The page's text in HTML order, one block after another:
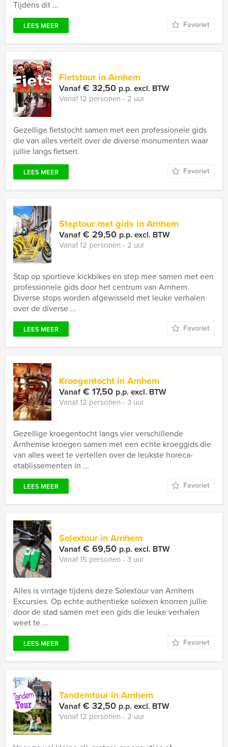
Tijdens dit ...
LEES MEER Favoriet
Fietstour in Arnhem
Vanaf€ 32,50 p.p. excl. BTW
Vanaf 12 personen ‐ 2 uur
Gezellige fietstocht samen met een professionele gids
die van alles vertelt over de diverse monumenten waar
jullie langs fietsen.
LEES MEER Favoriet
Steptour met gids in Arnhem
Vanaf€ 29,50 p.p. excl. BTW
Vanaf 12 personen ‐ 2 uur
Stap op sportieve kickbikes en step mee samen met een
professionele gids door het centrum van Arnhem.
Diverse stops worden afgewisseld met leuke verhalen
over de diverse ...
LEES MEER Favoriet
Kroegentocht in Arnhem
Vanaf€ 17,50 p.p. excl. BTW
Vanaf 12 personen ‐ 3 uur
Gezellige kroegentocht langs vier verschillende
Arnhemse kroegen samen met een echte kroeggids die
van alles weet te vertellen over de leukste horeca-
etablissementen in ...
LEES MEER Favoriet
Solextour in Arnhem
Vanaf€ 69,50 p.p. excl. BTW
Vanaf 15 personen ‐ 3 uur
Alles is vintage tijdens deze Solextour van Arnhem
Excursies. Op echte authentieke solexen knorren jullie
door de stad samen met een gids die leuke verhalen
weet te ...
LEES MEER Favoriet
Tandemtour in Arnhem
Vanaf€ 32,50 p.p. excl. BTW
Vanaf 12 personen ‐ 2 uur